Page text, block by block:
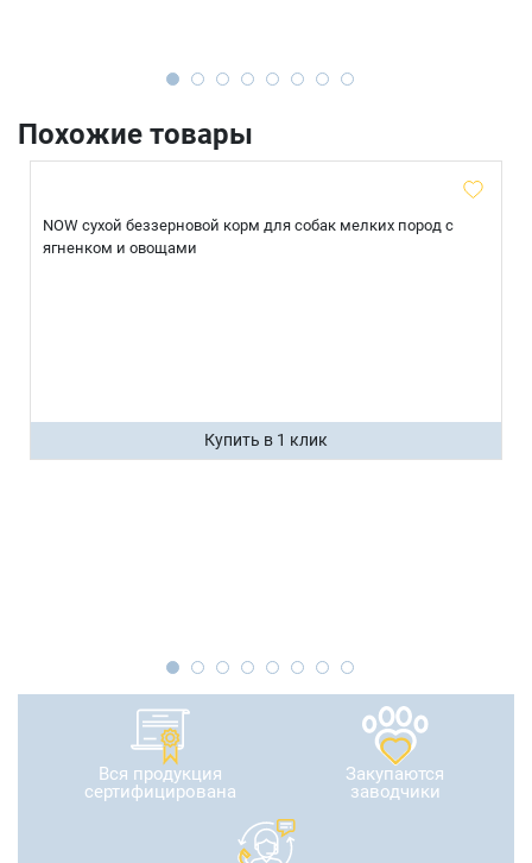
Похожие товары
NOW сухой беззерновой корм для собак мелких пород с
ягненком и овощами
Купить в 1 клик
Вся продукция
сертифицирована
Закупаются
заводчики